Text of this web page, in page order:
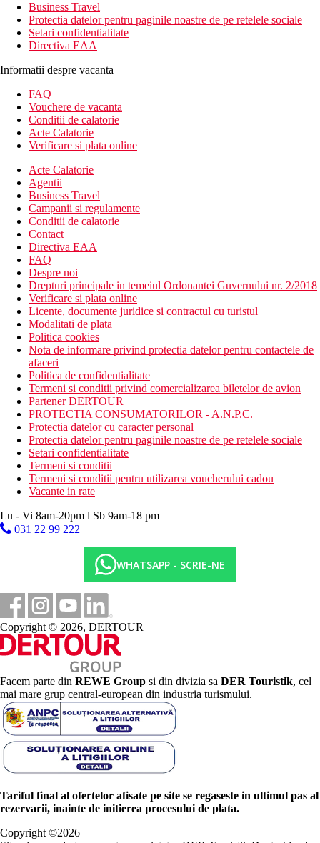
Business Travel
Protectia datelor pentru paginile noastre de pe retelele sociale
Setari confidentialitate
Directiva EAA
Informatii despre vacanta
FAQ
Vouchere de vacanta
Conditii de calatorie
Acte Calatorie
Verificare si plata online
Acte Calatorie
Agentii
Business Travel
Campanii si regulamente
Conditii de calatorie
Contact
Directiva EAA
FAQ
Despre noi
Drepturi principale in temeiul Ordonantei Guvernului nr. 2/2018
Verificare si plata online
Licente, documente juridice si contractul cu turistul
Modalitati de plata
Politica cookies
Nota de informare privind protectia datelor pentru contactele de
afaceri
Politica de confidentialitate
Termeni si conditii privind comercializarea biletelor de avion
Partener DERTOUR
PROTECTIA CONSUMATORILOR - A.N.P.C.
Protectia datelor cu caracter personal
Protectia datelor pentru paginile noastre de pe retelele sociale
Setari confidentialitate
Termeni si conditii
Termeni si conditii pentru utilizarea voucherului cadou
Vacante in rate
Lu - Vi 8am-20pm l Sb 9am-18 pm
031 22 99 222
WHATSAPP - SCRIE-NE
Copyright © 2026, DERTOUR
Facem parte din REWE Group si din divizia sa DER Touristik, cel
mai mare grup central-european din industria turismului.
Tariful final al ofertelor afisate pe site se regaseste in ultimul pas al
rezervarii, inainte de initierea procesului de plata.
Copyright ©2026